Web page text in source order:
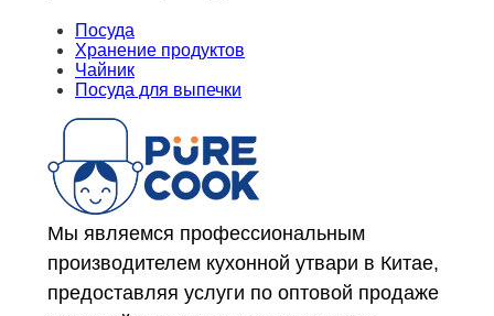
Посуда
Хранение продуктов
Чайник
Посуда для выпечки
Мы являемся профессиональным
производителем кухонной утвари в Китае,
предоставляя услуги по оптовой продаже